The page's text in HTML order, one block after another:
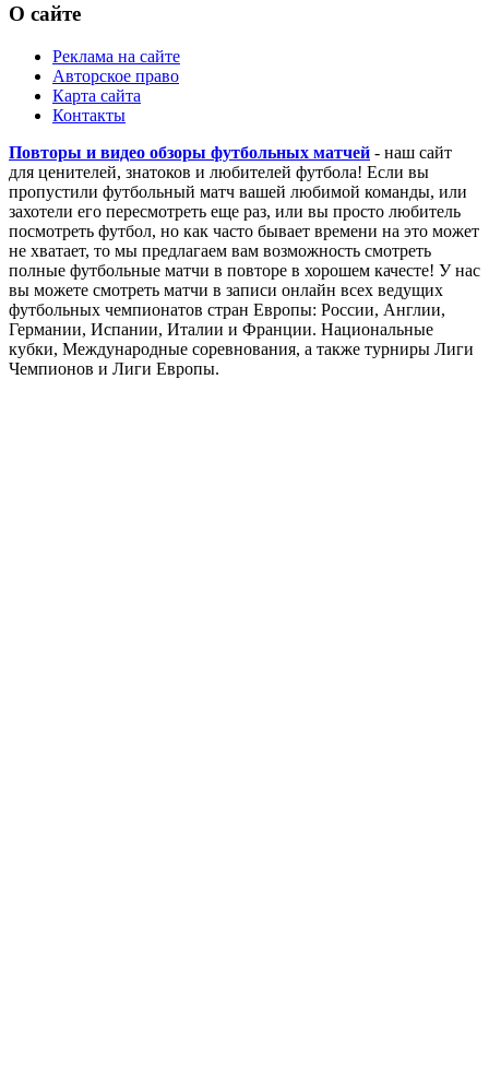
О сайте
Реклама на сайте
Авторское право
Карта сайта
Контакты
Повторы и видео обзоры футбольных матчей - наш сайт
для ценителей, знатоков и любителей футбола! Если вы
пропустили футбольный матч вашей любимой команды, или
захотели его пересмотреть еще раз, или вы просто любитель
посмотреть футбол, но как часто бывает времени на это может
не хватает, то мы предлагаем вам возможность смотреть
полные футбольные матчи в повторе в хорошем качесте! У нас
вы можете смотреть матчи в записи онлайн всех ведущих
футбольных чемпионатов стран Европы: России, Англии,
Германии, Испании, Италии и Франции. Национальные
кубки, Международные соревнования, а также турниры Лиги
Чемпионов и Лиги Европы.